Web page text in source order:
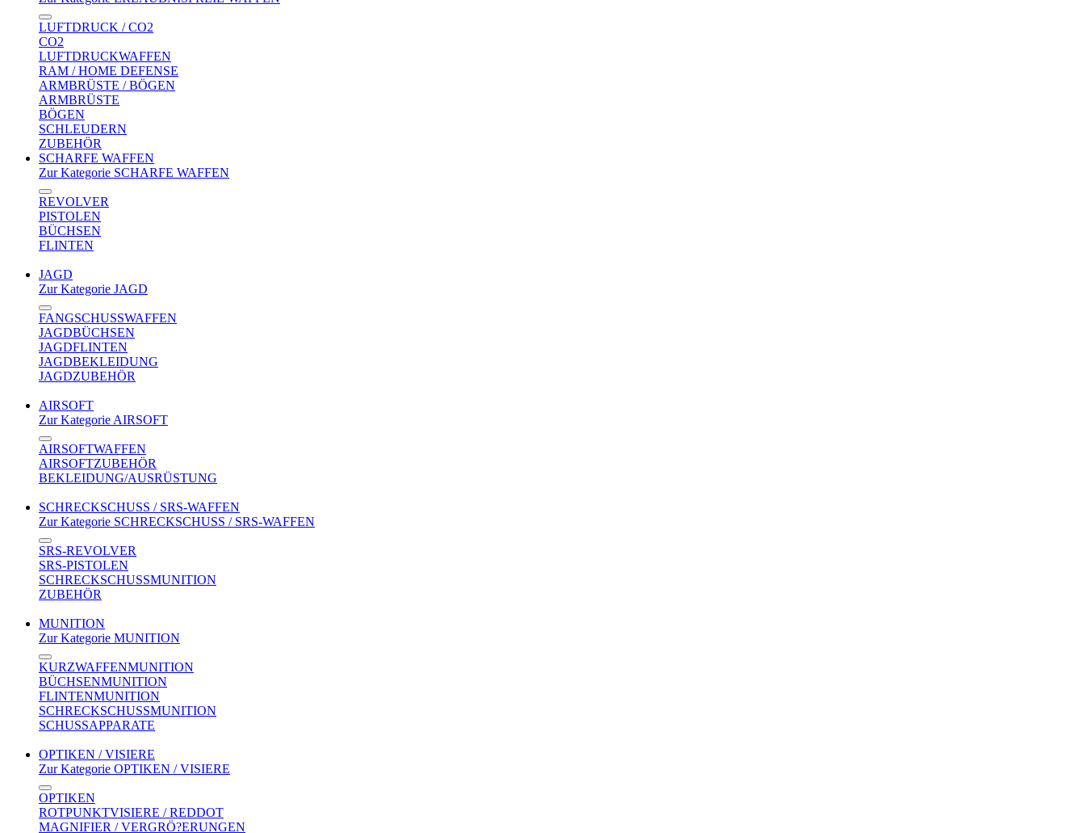
LUFTDRUCK / CO2
CO2
LUFTDRUCKWAFFEN
RAM / HOME DEFENSE
ARMBRÜSTE / BÖGEN
ARMBRÜSTE
BÖGEN
SCHLEUDERN
ZUBEHÖR
SCHARFE WAFFEN
Zur Kategorie SCHARFE WAFFEN
REVOLVER
PISTOLEN
BÜCHSEN
FLINTEN
JAGD
Zur Kategorie JAGD
FANGSCHUSSWAFFEN
JAGDBÜCHSEN
JAGDFLINTEN
JAGDBEKLEIDUNG
JAGDZUBEHÖR
AIRSOFT
Zur Kategorie AIRSOFT
AIRSOFTWAFFEN
AIRSOFTZUBEHÖR
BEKLEIDUNG/AUSRÜSTUNG
SCHRECKSCHUSS / SRS-WAFFEN
Zur Kategorie SCHRECKSCHUSS / SRS-WAFFEN
SRS-REVOLVER
SRS-PISTOLEN
SCHRECKSCHUSSMUNITION
ZUBEHÖR
MUNITION
Zur Kategorie MUNITION
KURZWAFFENMUNITION
BÜCHSENMUNITION
FLINTENMUNITION
SCHRECKSCHUSSMUNITION
SCHUSSAPPARATE
OPTIKEN / VISIERE
Zur Kategorie OPTIKEN / VISIERE
OPTIKEN
ROTPUNKTVISIERE / REDDOT
MAGNIFIER / VERGRÖ?ERUNGEN